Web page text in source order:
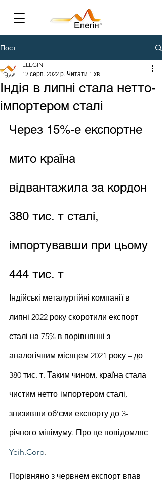
Пост
Індія в липні стала нетто-
імпортером сталі
ELEGIN
12 серп. 2022 р. Читати 1 хв
Через 15%-е експортне
мито країна
відвантажила за кордон
380 тис. т сталі,
імпортувавши при цьому
444 тис. т
Індійські металургійні компанії в
липні 2022 року скоротили експорт
сталі на 75% в порівнянні з
аналогічним місяцем 2021 року – до
380 тис. т. Таким чином, країна стала
чистим нетто-імпортером сталі,
знизивши об’єми експорту до 3-
річного мінімуму. Про це повідомляє
Yeih.Corp.
Порівняно з червнем експорт впав